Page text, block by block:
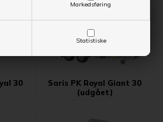
Markedsføring
Statistiske
30
Saris PK Royal Giant 30
(udgået)